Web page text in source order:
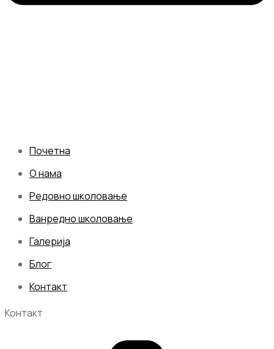
Почетна
О нама
Редовно школовање
Ванредно школовање
Галерија
Блог
Контакт
Контакт